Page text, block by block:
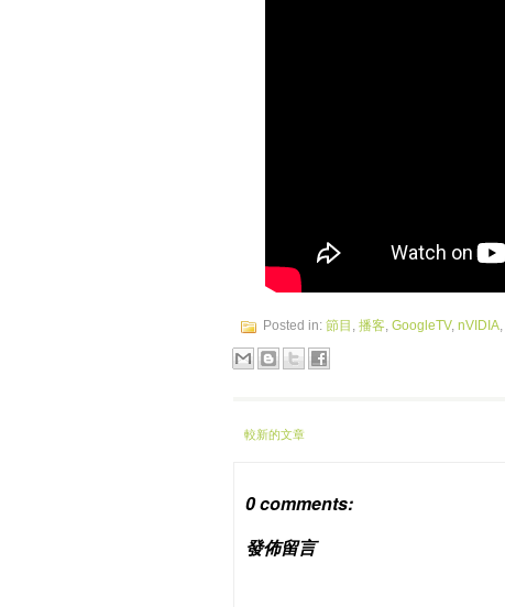
Posted in: 節目 , 播客, GoogleTV, nVIDIA,
較新的文章
0 comments:
發佈留言